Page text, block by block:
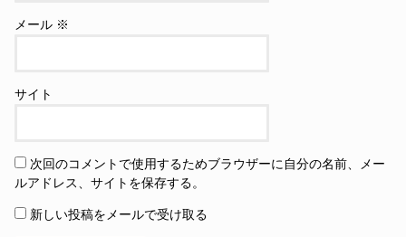
メール ※
サイト
次回のコメントで使用するためブラウザーに自分の名前、メー
ルアドレス、サイトを保存する。
新しい投稿をメールで受け取る